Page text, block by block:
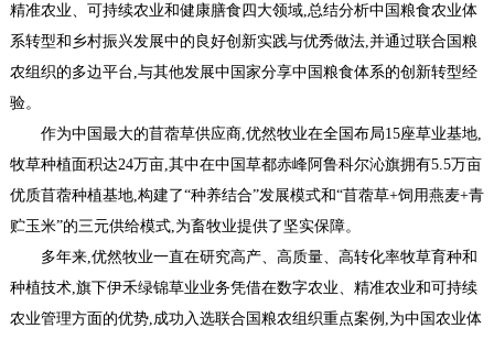
精准农业、可持续农业和健康膳食四大领域,总结分析中国粮食农业体
系转型和乡村振兴发展中的良好创新实践与优秀做法,并通过联合国粮
农组织的多边平台,与其他发展中国家分享中国粮食体系的创新转型经
验。
作为中国最大的苜蓿草供应商,优然牧业在全国布局15座草业基地,
牧草种植面积达24万亩,其中在中国草都赤峰阿鲁科尔沁旗拥有5.5万亩
优质苜蓿种植基地,构建了“种养结合”发展模式和“苜蓿草+饲用燕麦+青
贮玉米”的三元供给模式,为畜牧业提供了坚实保障。
多年来,优然牧业一直在研究高产、高质量、高转化率牧草育种和
种植技术,旗下伊禾绿锦草业业务凭借在数字农业、精准农业和可持续
农业管理方面的优势,成功入选联合国粮农组织重点案例,为中国农业体